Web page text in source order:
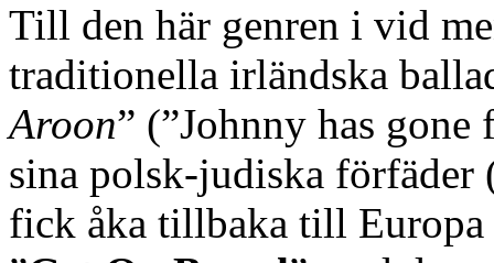
Till den här genren i vid
traditionella irländska
Aroon” (”Johnny has
sina polsk-judiska
fick åka tillbaka till Europa